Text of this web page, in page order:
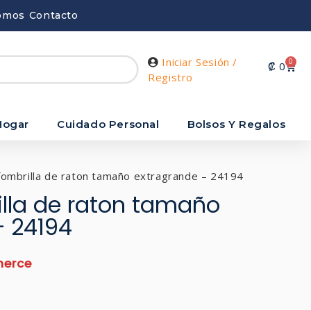
Contacto
Iniciar Sesión /
Registro
₡ 0 0
Cuidado Personal Bolsos Y Regalos
de raton tamaño extragrande – 24194
de raton tamaño